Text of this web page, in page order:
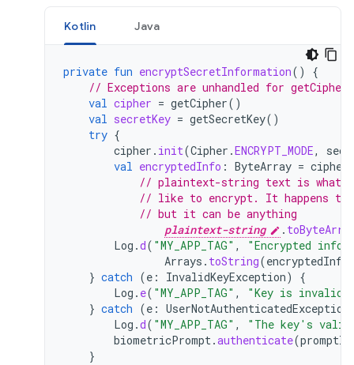
Kotlin Java
private fun encryptSecretInformation()
{
// Exceptions are unhandled for
val cipher = getCipher()
val secretKey = getSecretKey()
try {
cipher . init(Cipher .ENCRYPT_MODE,
val encryptedInfo : ByteArray = cipher
// plaintext-string text is
// like to encrypt. It happens to
// but it can be anything
plaintext-string
.
Log .d( "MY_APP_TAG" ,
"Encrypted
Arrays . toString(encryptedInfo
} catch (e : InvalidKeyException)
{
Log . e( "MY_APP_TAG" ,
"Key is
} catch (e : UserNotAuthenticatedException
Log .d( "MY_APP_TAG" ,
"The key's
biometricPrompt.authenticate(
}